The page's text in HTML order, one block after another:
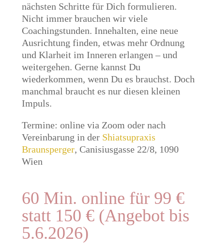
nächsten Schritte für Dich formulieren.
Nicht immer brauchen wir viele
Coachingstunden. Innehalten, eine neue
Ausrichtung finden, etwas mehr Ordnung
und Klarheit im Inneren erlangen – und
weitergehen. Gerne kannst Du
wiederkommen, wenn Du es brauchst. Doch
manchmal braucht es nur diesen kleinen
Impuls.
Termine: online via Zoom oder nach
Vereinbarung in der Shiatsupraxis
Braunsperger, Canisiusgasse 22/8, 1090
Wien
60 Min. online für 99 €
statt 150 € (Angebot bis
5.6.2026)